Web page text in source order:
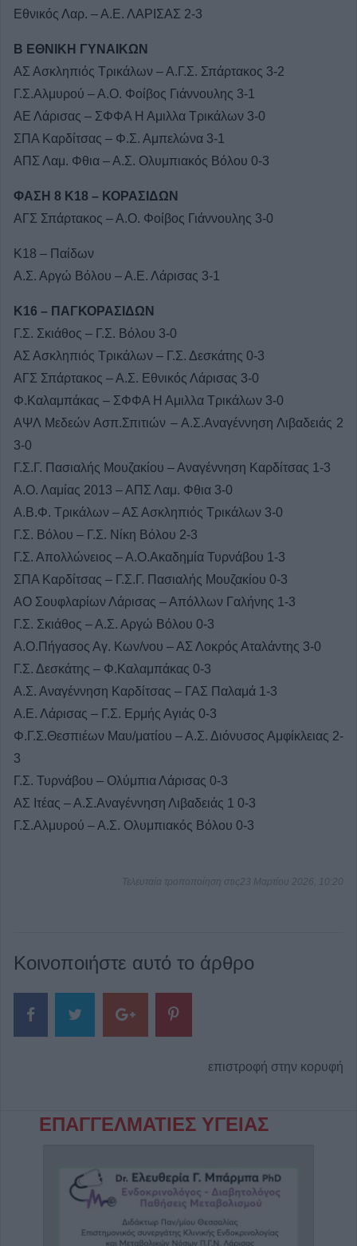
Εθνικός Λαρ. – Α.Ε. ΛΑΡΙΣΑΣ 2-3
Β ΕΘΝΙΚΗ ΓΥΝΑΙΚΩΝ
ΑΣ Ασκληπιός Τρικάλων – Α.Γ.Σ. Σπάρτακος 3-2
Γ.Σ.Αλμυρού – Α.Ο. Φοίβος Γιάννουλης 3-1
ΑΕ Λάρισας – ΣΦΦΑ Η Αμιλλα Τρικάλων 3-0
ΣΠΑ Καρδίτσας – Φ.Σ. Αμπελώνα 3-1
ΑΠΣ Λαμ. Φθια – Α.Σ. Ολυμπιακός Βόλου 0-3
ΦΑΣΗ 8 Κ18 – ΚΟΡΑΣΙΔΩΝ
ΑΓΣ Σπάρτακος – Α.Ο. Φοίβος Γιάννουλης 3-0
Κ18 – Παίδων
Α.Σ. Αργώ Βόλου – Α.Ε. Λάρισας 3-1
Κ16 – ΠΑΓΚΟΡΑΣΙΔΩΝ
Γ.Σ. Σκιάθος – Γ.Σ. Βόλου 3-0
ΑΣ Ασκληπιός Τρικάλων – Γ.Σ. Δεσκάτης 0-3
ΑΓΣ Σπάρτακος – Α.Σ. Εθνικός Λάρισας 3-0
Φ.Καλαμπάκας – ΣΦΦΑ Η Αμιλλα Τρικάλων 3-0
ΑΨΛ Μεδεών Ασπ.Σπιτιών – Α.Σ.Αναγέννηση Λιβαδειάς 2
3-0
Γ.Σ.Γ. Πασιαλής Μουζακίου – Αναγέννηση Καρδίτσας 1-3
Α.Ο. Λαμίας 2013 – ΑΠΣ Λαμ. Φθια 3-0
Α.Β.Φ. Τρικάλων – ΑΣ Ασκληπιός Τρικάλων 3-0
Γ.Σ. Βόλου – Γ.Σ. Νίκη Βόλου 2-3
Γ.Σ. Απολλώνειος – Α.Ο.Ακαδημία Τυρνάβου 1-3
ΣΠΑ Καρδίτσας – Γ.Σ.Γ. Πασιαλής Μουζακίου 0-3
ΑΟ Σουφλαρίων Λάρισας – Απόλλων Γαλήνης 1-3
Γ.Σ. Σκιάθος – Α.Σ. Αργώ Βόλου 0-3
Α.Ο.Πήγασος Αγ. Κων/νου – ΑΣ Λοκρός Αταλάντης 3-0
Γ.Σ. Δεσκάτης – Φ.Καλαμπάκας 0-3
Α.Σ. Αναγέννηση Καρδίτσας – ΓΑΣ Παλαμά 1-3
Α.Ε. Λάρισας – Γ.Σ. Ερμής Αγιάς 0-3
Φ.Γ.Σ.Θεσπιέων Μαυ/ματίου – Α.Σ. Διόνυσος Αμφίκλειας 2-
3
Γ.Σ. Τυρνάβου – Ολύμπια Λάρισας 0-3
ΑΣ Ιτέας – Α.Σ.Αναγέννηση Λιβαδειάς 1 0-3
Γ.Σ.Αλμυρού – Α.Σ. Ολυμπιακός Βόλου 0-3
Τελευταία τροποποίηση στις23 Μαρτίου 2026, 10:20
Κοινοποιήστε αυτό το άρθρο
επιστροφή στην κορυφή
ΕΠΑΓΓΕΛΜΑΤΙΕΣ ΥΓΕΙΑΣ